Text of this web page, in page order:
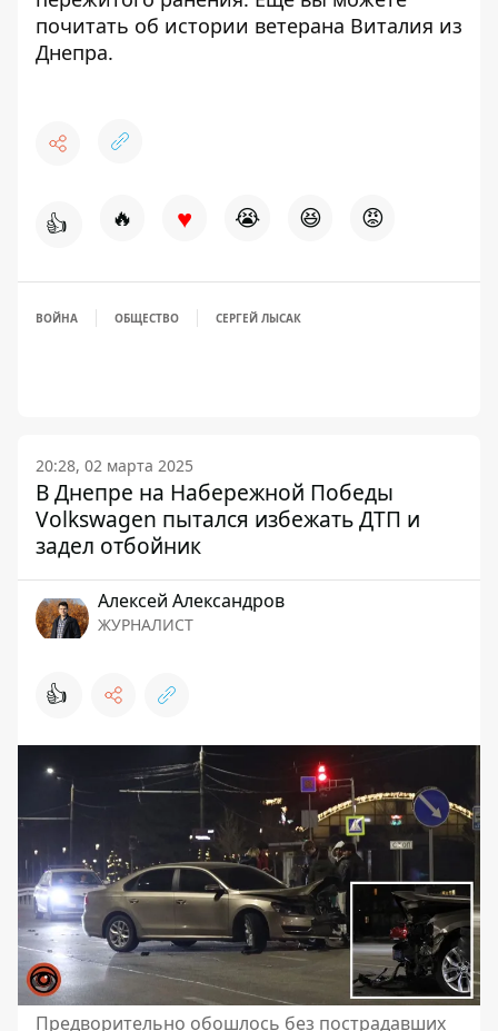
почитать об истории ветерана Виталия из
Днепра.
👍 🔥 ♥ 😭 😆 😡
ВОЙНА ОБЩЕСТВО СЕРГЕЙ ЛЫСАК
20:28, 02 марта 2025
В Днепре на Набережной Победы
Volkswagen пытался избежать ДТП и
задел отбойник
Алексей Александров
ЖУРНАЛИСТ
👍
Предворительно обошлось без пострадавших